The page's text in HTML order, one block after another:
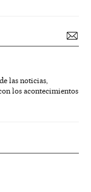
las noticias,
los acontecimientos